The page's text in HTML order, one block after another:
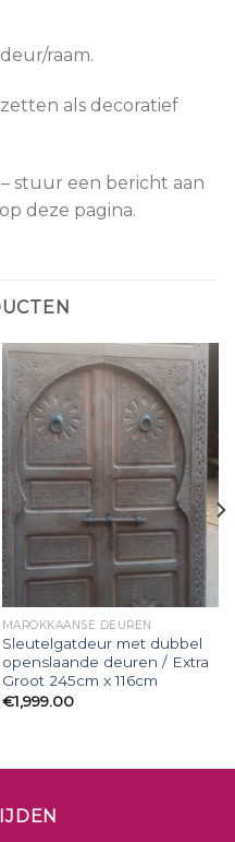
raam.
als decoratief
stuur een bericht aan
deze pagina.
MAROKKAANSE DEUREN
Sleutelgatdeur met dubbel
openslaande deuren / Extra
Groot 245cm x 116cm
€1,999.00